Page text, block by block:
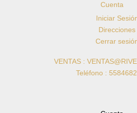
Cuenta
Iniciar
Direcciones
Cerrar
VENTAS :
Teléfono :